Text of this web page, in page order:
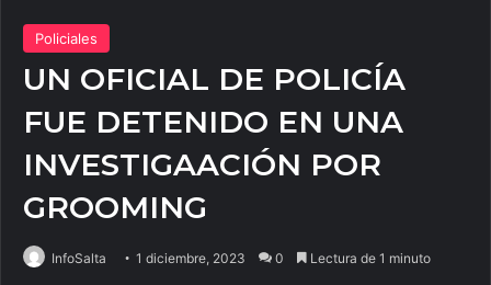
Policiales
UN OFICIAL DE POLICÍA
FUE DETENIDO EN UNA
INVESTIGAACIÓN POR
GROOMING
InfoSalta 1 diciembre, 2023 0 Lectura de 1 minuto